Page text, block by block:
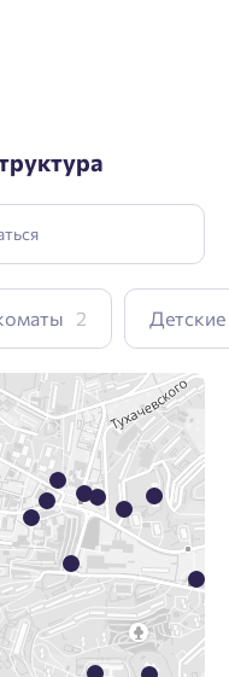
2